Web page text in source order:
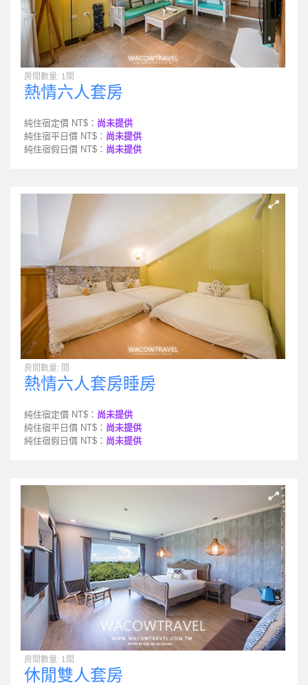
房間數量: 1間
熱情六人套房
純住宿定價 NT$： 尚未提供
純住宿平日價 NT$： 尚未提供
純住宿假日價 NT$： 尚未提供
房間數量: 間
熱情六人套房睡房
純住宿定價 NT$： 尚未提供
純住宿平日價 NT$： 尚未提供
純住宿假日價 NT$： 尚未提供
房間數量: 1間
休閒雙人套房